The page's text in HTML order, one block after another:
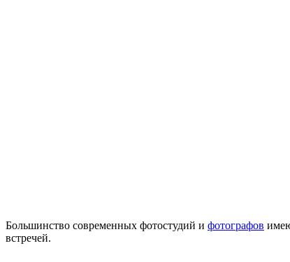
Большинство современных фотостудий и фотографов
встречей.